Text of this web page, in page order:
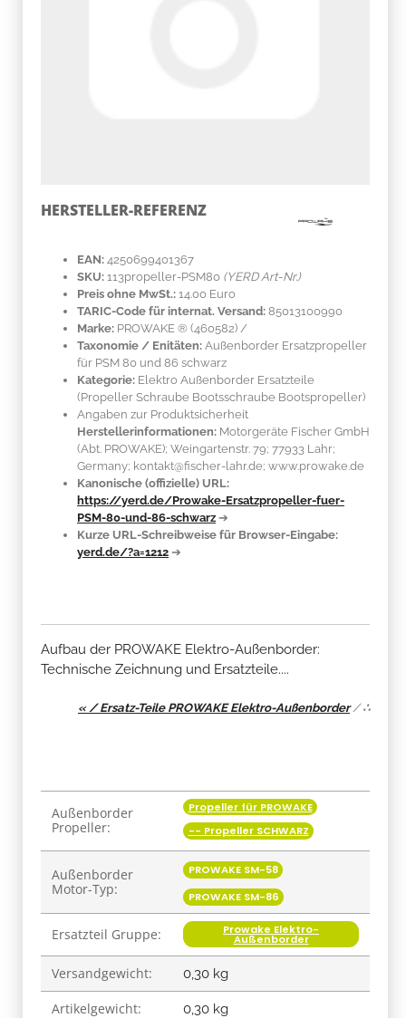
HERSTELLER-REFERENZ
EAN: 4250699401367
SKU: 113propeller-PSM80 (YERD Art-Nr.)
Preis ohne MwSt.: 14.00 Euro
TARIC-Code für internat. Versand: 85013100990
Marke: PROWAKE ® (460582) /
Taxonomie / Enitäten: Außenborder Ersatzpropeller
für PSM 80 und 86 schwarz
Kategorie: Elektro Außenborder Ersatzteile
(Propeller Schraube Bootsschraube Bootspropeller)
Angaben zur Produktsicherheit
Herstellerinformationen: Motorgeräte Fischer GmbH
(Abt. PROWAKE); Weingartenstr. 79; 77933 Lahr;
Germany; kontakt@fischer-lahr.de; www.prowake.de
Kanonische (offizielle) URL:
https://yerd.de/Prowake-Ersatzpropeller-fuer-
PSM-80-und-86-schwarz ➔
Kurze URL-Schreibweise für Browser-Eingabe:
yerd.de/?a=1212 ➔
Aufbau der PROWAKE Elektro-Außenborder:
Technische Zeichnung und Ersatzteile....
« / Ersatz-Teile PROWAKE Elektro-Außenborder/∴
Produkteigenschaft
Wert
Außenborder
Propeller:
Propeller für PROWAKE
-- Propeller SCHWARZ
Außenborder
Motor-Typ:
PROWAKE SM-58
PROWAKE SM-86
Ersatzteil Gruppe: Prowake Elektro-
Außenborder
Versandgewicht: 0,30 kg
Artikelgewicht: 0,30 kg